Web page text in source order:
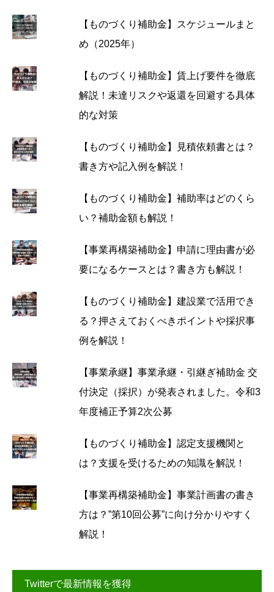
【ものづくり補助金】スケジュールまと
め（2025年）
【ものづくり補助金】賃上げ要件を徹底
解説！未達リスクや返還を回避する具体
的な対策
【ものづくり補助金】見積依頼書とは？
書き方や記入例を解説！
【ものづくり補助金】補助率はどのくら
い？補助金額も解説！
【事業再構築補助金】申請に理由書が必
要になるケースとは？書き方も解説！
【ものづくり補助金】建設業で活用でき
る？押さえておくべきポイントや採択事
例を解説！
【事業承継】事業承継・引継ぎ補助金 交
付決定（採択）が発表されました。令和3
年度補正予算2次公募
【ものづくり補助金】認定支援機関と
は？支援を受けるための知識を解説！
【事業再構築補助金】事業計画書の書き
方は？”第10回公募”に向け分かりやすく
解説！
Twitterで最新情報を獲得